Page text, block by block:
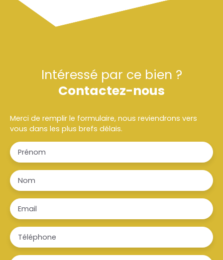
Intéressé par ce bien ?
Contactez-nous
Merci de remplir le formulaire, nous reviendrons vers
vous dans les plus brefs délais.
Prénom
Nom
Email
Téléphone